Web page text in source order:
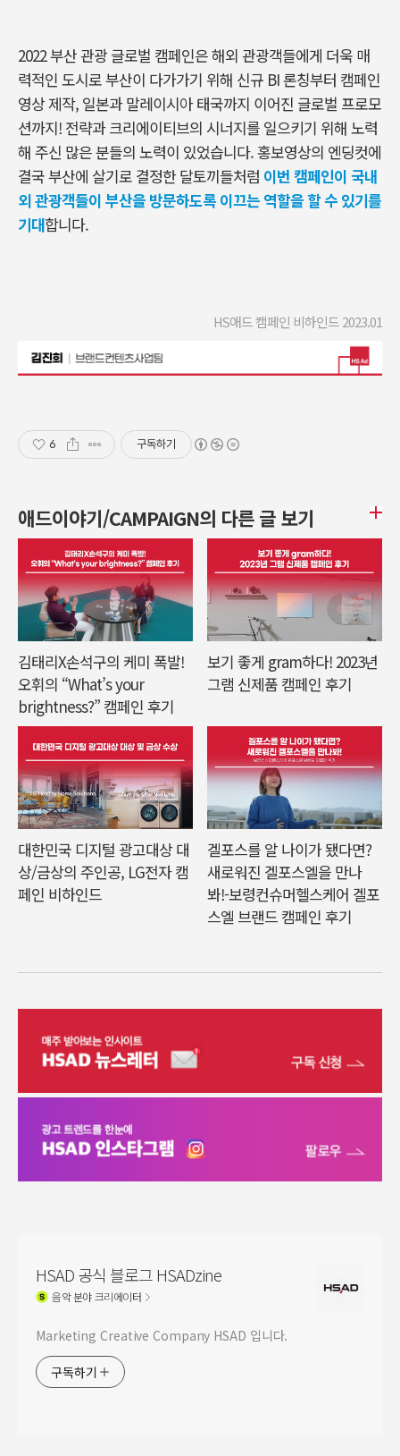
2022 부산 관광 글로벌 캠페인은 해외 관광객들에게 더욱 매
력적인 도시로 부산이 다가가기 위해 신규 BI 론칭부터 캠페인
영상 제작, 일본과 말레이시아 태국까지 이어진 글로벌 프로모
션까지! 전략과 크리에이티브의 시너지를 일으키기 위해 노력
해 주신 많은 분들의 노력이 있었습니다. 홍보영상의 엔딩컷에
결국 부산에 살기로 결정한 달토끼들처럼 이번 캠페인이 국내
외 관광객들이 부산을 방문하도록 이끄는 역할을 할 수 있기를
기대합니다.
HS애드 캠페인 비하인드 2023.01
6 구독하기
애드이야기/CAMPAIGN의 다른 글 보기
김태리X손석구의 케미 폭발!
오휘의 “What’s your
brightness?” 캠페인 후기
보기 좋게 gram하다! 2023년
그램 신제품 캠페인 후기
대한민국 디지털 광고대상 대
상/금상의 주인공, LG전자 캠
페인 비하인드
겔포스를 알 나이가 됐다면?
새로워진 겔포스엘을 만나
봐!-보령컨슈머헬스케어 겔포
스엘 브랜드 캠페인 후기
HSAD 공식 블로그 HSADzine
음악분야 크리에이터
Marketing Creative Company HSAD 입니다.
구독하기